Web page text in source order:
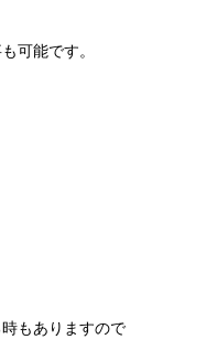
可能です。
もありますので